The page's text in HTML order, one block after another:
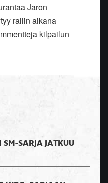
Jaron
rallin aikana
kilpailun
SM-SARJA JATKUU